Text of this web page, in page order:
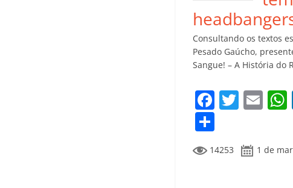
ar
Consultando os textos
Pesado Gaúcho,
Sangue! – A História do
F
e
T
itt
er
E
l
o
m
14253 1 de